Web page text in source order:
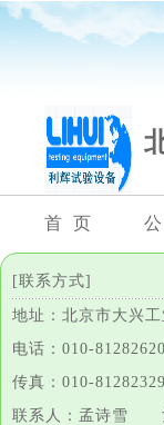
首 页
[联系方式]
地址：北京市大兴
电话：010-81282620
传真：010-81282329
联系人：孟诗